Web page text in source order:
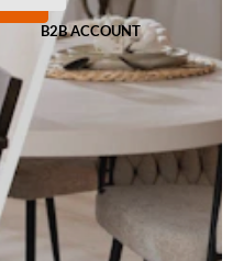
B2B ACCOUNT